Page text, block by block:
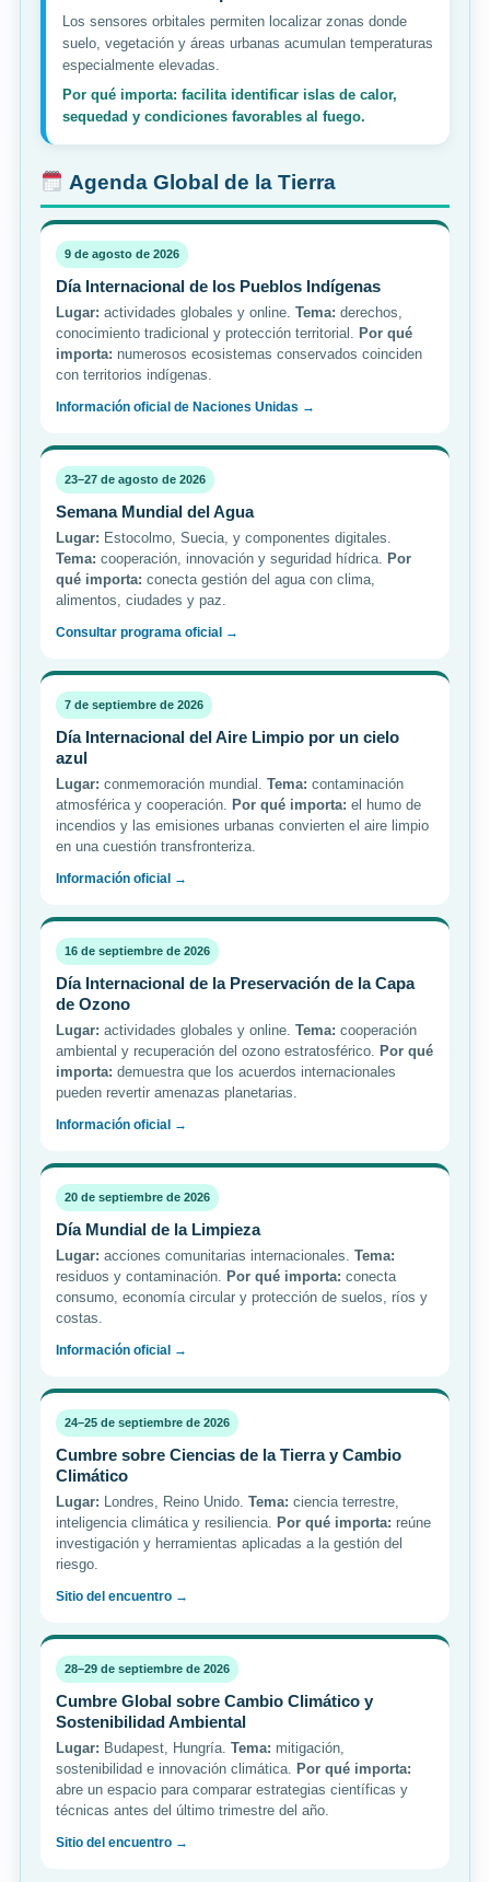
Los sensores orbitales permiten localizar zonas donde
suelo, vegetación y áreas urbanas acumulan temperaturas
especialmente elevadas.
Por qué importa: facilita identificar islas de calor,
sequedad y condiciones favorables al fuego.
Agenda Global de la Tierra
9 de agosto de 2026
Día Internacional de los Pueblos Indígenas
Lugar: actividades globales y online. Tema: derechos,
conocimiento tradicional y protección territorial. Por qué
importa: numerosos ecosistemas conservados coinciden
con territorios indígenas.
Información oficial de Naciones Unidas →
23–27 de agosto de 2026
Semana Mundial del Agua
Lugar: Estocolmo, Suecia, y componentes digitales.
Tema: cooperación, innovación y seguridad hídrica. Por
qué importa: conecta gestión del agua con clima,
alimentos, ciudades y paz.
Consultar programa oficial →
7 de septiembre de 2026
Día Internacional del Aire Limpio por un cielo
azul
Lugar: conmemoración mundial. Tema: contaminación
atmosférica y cooperación. Por qué importa: el humo de
incendios y las emisiones urbanas convierten el aire limpio
en una cuestión transfronteriza.
Información oficial →
16 de septiembre de 2026
Día Internacional de la Preservación de la Capa
de Ozono
Lugar: actividades globales y online. Tema: cooperación
ambiental y recuperación del ozono estratosférico. Por qué
importa: demuestra que los acuerdos internacionales
pueden revertir amenazas planetarias.
Información oficial →
20 de septiembre de 2026
Día Mundial de la Limpieza
Lugar: acciones comunitarias internacionales. Tema:
residuos y contaminación. Por qué importa: conecta
consumo, economía circular y protección de suelos, ríos y
costas.
Información oficial →
24–25 de septiembre de 2026
Cumbre sobre Ciencias de la Tierra y Cambio
Climático
Lugar: Londres, Reino Unido. Tema: ciencia terrestre,
inteligencia climática y resiliencia. Por qué importa: reúne
investigación y herramientas aplicadas a la gestión del
riesgo.
Sitio del encuentro →
28–29 de septiembre de 2026
Cumbre Global sobre Cambio Climático y
Sostenibilidad Ambiental
Lugar: Budapest, Hungría. Tema: mitigación,
sostenibilidad e innovación climática. Por qué importa:
abre un espacio para comparar estrategias científicas y
técnicas antes del último trimestre del año.
Sitio del encuentro →